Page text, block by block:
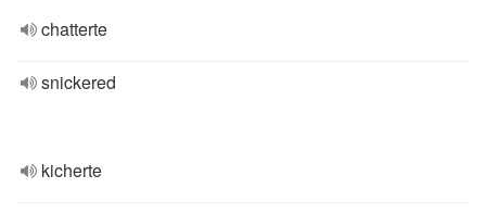
chatterte
snickered
kicherte